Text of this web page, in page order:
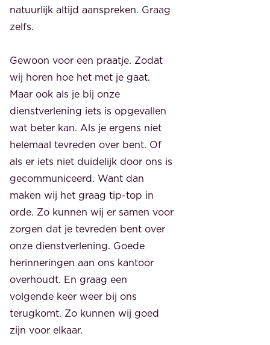
natuurlijk altijd aanspreken. Graag
zelfs.
Gewoon voor een praatje. Zodat
wij horen hoe het met je gaat.
Maar ook als je bij onze
dienstverlening iets is opgevallen
wat beter kan. Als je ergens niet
helemaal tevreden over bent. Of
als er iets niet duidelijk door ons is
gecommuniceerd. Want dan
maken wij het graag tip-top in
orde. Zo kunnen wij er samen voor
zorgen dat je tevreden bent over
onze dienstverlening. Goede
herinneringen aan ons kantoor
overhoudt. En graag een
volgende keer weer bij ons
terugkomt. Zo kunnen wij goed
zijn voor elkaar.